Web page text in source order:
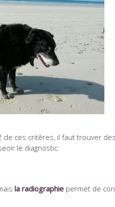
de ces critères, il faut trouver
le diagnostic.
la radiographie permet de